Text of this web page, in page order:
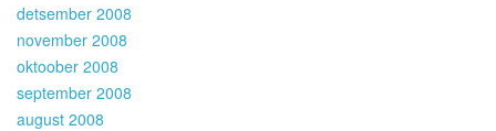
detsember 2008
november 2008
oktoober 2008
september 2008
august 2008